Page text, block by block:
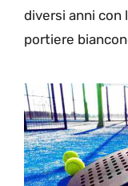
diversi anni con
portiere